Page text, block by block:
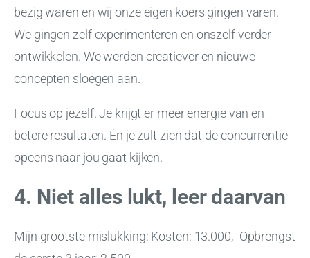
bezig waren en wij onze eigen koers gingen varen.
We gingen zelf experimenteren en onszelf verder
ontwikkelen. We werden creatiever en nieuwe
concepten sloegen aan.
Focus op jezelf. Je krijgt er meer energie van en
betere resultaten. Én je zult zien dat de concurrentie
opeens naar jou gaat kijken.
4. Niet alles lukt, leer daarvan
Mijn grootste mislukking: Kosten: 13.000,- Opbrengst